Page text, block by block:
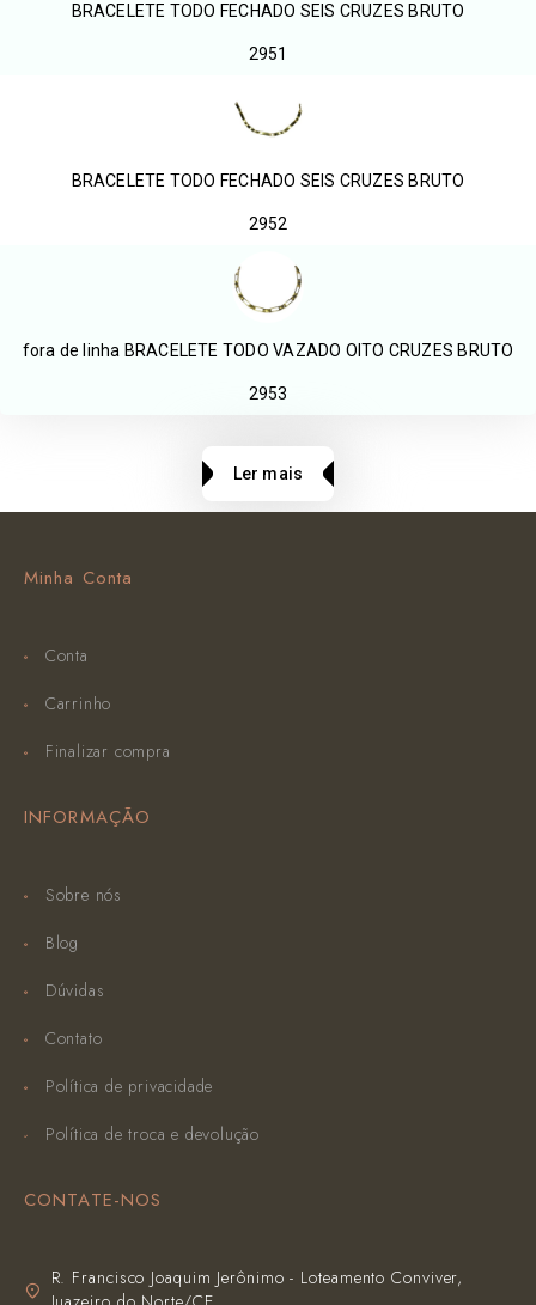
BRACELETE TODO FECHADO SEIS CRUZES BRUTO
2951
BRACELETE TODO FECHADO SEIS CRUZES BRUTO
2952
fora de linha BRACELETE TODO VAZADO OITO CRUZES BRUTO
2953
Ler mais
Minha Conta
Conta
Carrinho
Finalizar compra
INFORMAÇÃO
Sobre nós
Blog
Dúvidas
Contato
Política de privacidade
Política de troca e devolução
CONTATE-NOS
R. Francisco Joaquim Jerônimo - Loteamento Conviver,